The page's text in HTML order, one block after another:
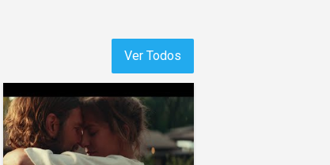
Ver Todos